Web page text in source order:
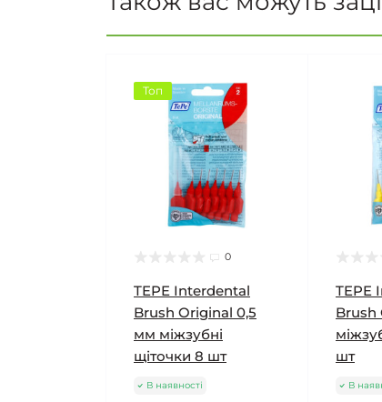
Топ
0
TEPE Interdental
Brush Original 0,5
мм міжзубні
щіточки 8 шт
В наявності
TEPE
Brush
шт
В